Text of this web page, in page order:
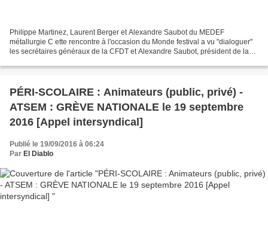
Philippe Martinez, Laurent Berger et Alexandre Saubot du MEDEF
métallurgie C ette rencontre à l'occasion du Monde festival a vu "dialoguer"
les secrétaires généraux de la CFDT et Alexandre Saubot, président de la
PÉRI-SCOLAIRE : Animateurs (public, privé) -
ATSEM : GRÈVE NATIONALE le 19 septembre
2016 [Appel intersyndical]
Publié le 19/09/2016 à 06:24
Par El Diablo